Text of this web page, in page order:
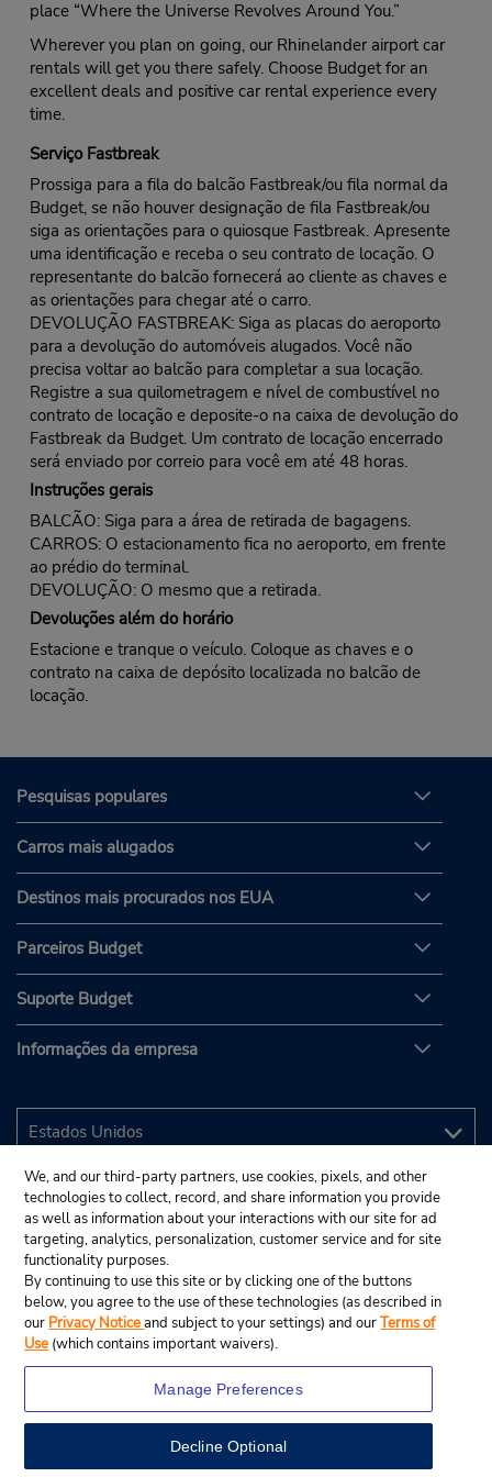
place “Where the Universe Revolves Around You.”
Wherever you plan on going, our Rhinelander airport car
rentals will get you there safely. Choose Budget for an
excellent deals and positive car rental experience every
time.
Serviço Fastbreak
Prossiga para a fila do balcão Fastbreak/ou fila normal da
Budget, se não houver designação de fila Fastbreak/ou
siga as orientações para o quiosque Fastbreak. Apresente
uma identificação e receba o seu contrato de locação. O
representante do balcão fornecerá ao cliente as chaves e
as orientações para chegar até o carro.
DEVOLUÇÃO FASTBREAK: Siga as placas do aeroporto
para a devolução do automóveis alugados. Você não
precisa voltar ao balcão para completar a sua locação.
Registre a sua quilometragem e nível de combustível no
contrato de locação e deposite-o na caixa de devolução do
Fastbreak da Budget. Um contrato de locação encerrado
será enviado por correio para você em até 48 horas.
Instruções gerais
BALCÃO: Siga para a área de retirada de bagagens.
CARROS: O estacionamento fica no aeroporto, em frente
ao prédio do terminal.
DEVOLUÇÃO: O mesmo que a retirada.
Devoluções além do horário
Estacione e tranque o veículo. Coloque as chaves e o
contrato na caixa de depósito localizada no balcão de
locação.
Pesquisas populares
Carros mais alugados
Destinos mais procurados nos EUA
Parceiros Budget
Suporte Budget
Informações da empresa
We, and our third-party partners, use cookies, pixels, and other
technologies to collect, record, and share information you provide
as well as information about your interactions with our site for ad
targeting, analytics, personalization, customer service and for site
functionality purposes.
By continuing to use this site or by clicking one of the buttons
below, you agree to the use of these technologies (as described in
our Privacy Noticeand subject to your settings) and ourTerms of
Use (which contains important waivers).
Manage Preferences
Decline Optional